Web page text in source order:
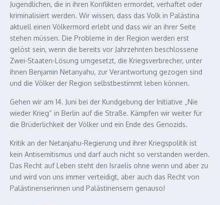
Jugendlichen, die in ihren Konflikten ermordet, verhaftet oder
kriminalisiert werden. Wir wissen, dass das Volk in Palästina
aktuell einen Völkermord erlebt und dass wir an ihrer Seite
stehen müssen. Die Probleme in der Region werden erst
gelöst sein, wenn die bereits vor Jahrzehnten beschlossene
Zwei-Staaten-Lösung umgesetzt, die Kriegsverbrecher, unter
ihnen Benjamin Netanyahu, zur Verantwortung gezogen sind
und die Völker der Region selbstbestimmt leben können.
Gehen wir am 14. Juni bei der Kundgebung der Initiative „Nie
wieder Krieg“ in Berlin auf die Straße. Kämpfen wir weiter für
die Brüderlichkeit der Völker und ein Ende des Genozids.
Kritik an der Netanjahu-Regierung und ihrer Kriegspolitik ist
kein Antisemitismus und darf auch nicht so verstanden werden.
Das Recht auf Leben steht den Israelis ohne wenn und aber zu
und wird von uns immer verteidigt, aber auch das Recht von
Palästinenserinnen und Palästinensern genauso!